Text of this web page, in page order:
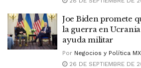
Joe Biden promete
la guerra en
ayuda militar
Por Negocios y Política MX
26 DE SEPTIEMBRE DE